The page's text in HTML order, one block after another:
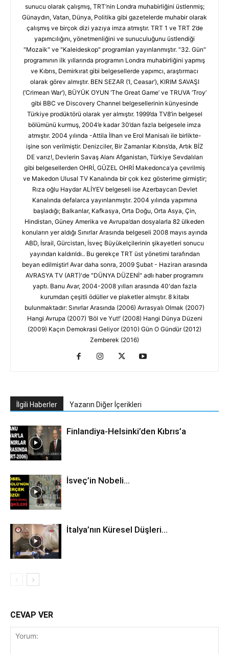
sunucu olarak çalışmış, TRT’nin Londra muhabirliğini üstlenmiş;
Günaydın, Vatan, Dünya, Politika gibi gazetelerde muhabir olarak
çalışmış ve birçok dizi yazıya imza atmıştır. TRT 1 ve TRT 2’de
yapımcılığını, yönetmenliğini ve sunuculuğunu üstlendiği
"Mozaik" ve "Kaleideskop" programları yayınlanmıştır. "32. Gün"
programının ilk yıllarında programın Londra muhabirliğini yapmış
ve Kıbrıs, Demirkırat gibi belgesellerde yapımcı, araştırmacı
olarak görev almıştır. BEN SEZAR (‘I, Ceasar’), KIRIM SAVAŞI
(‘Crimean War’), BÜYÜK OYUN ‘The Great Game’ ve TRUVA ‘Troy’
gibi BBC ve Discovery Channel belgesellerinin künyesinde
Türkiye prodüktörü olarak yer almıştır. 1999’da TV8’in belgesel
bölümünü kurmuş, 2004’e kadar 30’dan fazla belgesele imza
atmıştır. 2004 yılında -Attila İlhan ve Erol Manisalı ile birlikte-
işine son verilmiştir. Denizciler, Bir Zamanlar Kıbrıs’da, Artık BİZ
DE varız!, Devlerin Savaş Alanı Afganistan, Türkiye Sevdalıları
gibi belgesellerden OHRİ, GÜZEL OHRİ Makedonca’ya çevrilmiş
ve Makedon Ulusal TV Kanalında bir çok kez gösterime girmiştir;
Rıza oğlu Haydar ALİYEV belgeseli ise Azerbaycan Devlet
Kanalında defalarca yayınlanmıştır. 2004 yılında yapımına
başladığı; Balkanlar, Kafkasya, Orta Doğu, Orta Asya, Çin,
Hindistan, Güney Amerika ve Avrupa’dan dosyalarla 82 ülkeden
konuların yer aldığı Sınırlar Arasında belgeseli 2008 mayıs ayında
ABD, İsrail, Gürcistan, İsveç Büyükelçilerinin şikayetleri sonucu
yayından kaldırıldı.. Bu gerekçe TRT üst yönetimi tarafından
beyan edilmiştir! Avar daha sonra, 2009 Şubat - Haziran arasında
AVRASYA TV (ART)'de "DÜNYA DÜZENİ" adlı haber programını
yaptı. Banu Avar, 2004-2008 yılları arasında 40'dan fazla
kurumdan çeşitli ödüller ve plaketler almıştır. 8 kitabı
bulunmaktadır: Sınırlar Arasında (2006) Avrasyalı Olmak (2007)
Hangi Avrupa (2007) ‘Böl ve Yut!’ (2008) Hangi Dünya Düzeni
(2009) Kaçın Demokrasi Geliyor (2010) Gün O Gündür (2012)
Zemberek (2016)
İlgili Haberler Yazarın Diğer İçerikleri
Finlandiya-Helsinki’den Kıbrıs’a
İsveç’in Nobeli…
İtalya’nın Küresel Düşleri…
CEVAP VER